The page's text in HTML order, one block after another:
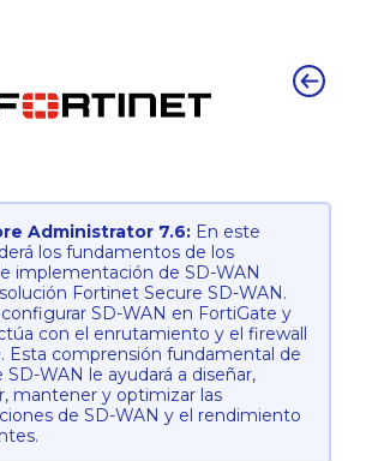
Administrator 7.6: En este
los fundamentos de los
implementación de SD-WAN
Fortinet Secure SD-WAN.
SD-WAN en FortiGate y
con el enrutamiento y el firewall
Esta comprensión fundamental de
WAN le ayudará a diseñar,
mantener y optimizar las
de SD-WAN y el rendimiento